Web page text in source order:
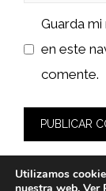
Guarda
en este
comente.
Utilizamos